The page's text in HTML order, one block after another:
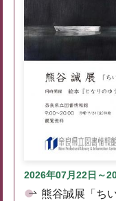
2026年07月22日～
熊谷誠展「ち